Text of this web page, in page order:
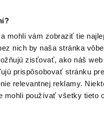
mohli vám zobraziť tie
nich by naša stránka
zisťovať, ako náš
prispôsobovať stránku
relevantnej reklamy.
používať všetky tieto